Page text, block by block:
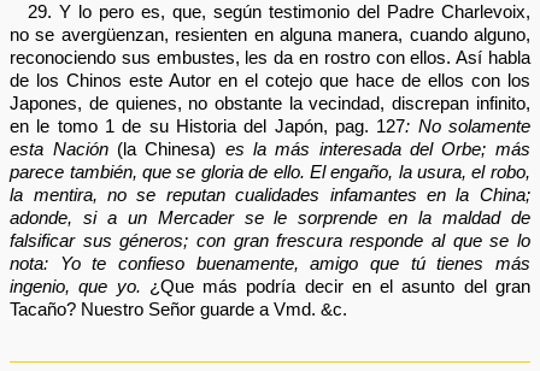
29. Y lo pero es, que, según testimonio del Padre Charlevoix,
no se avergüenzan, resienten en alguna manera, cuando alguno,
reconociendo sus embustes, les da en rostro con ellos. Así habla
de los Chinos este Autor en el cotejo que hace de ellos con los
Japones, de quienes, no obstante la vecindad, discrepan infinito,
en le tomo 1 de su Historia del Japón, pag. 127: No solamente
esta Nación(la Chinesa) es la más interesada del Orbe; más
parece también, que se gloria de ello. El engaño, la usura, el robo,
la mentira, no se reputan cualidades infamantes en la China;
adonde, si a un Mercader se le sorprende en la maldad de
falsificar sus géneros; con gran frescura responde al que se lo
nota: Yo te confieso buenamente, amigo que tú tienes más
ingenio, que yo. ¿Que más podría decir en el asunto del gran
Tacaño? Nuestro Señor guarde a Vmd. &c.